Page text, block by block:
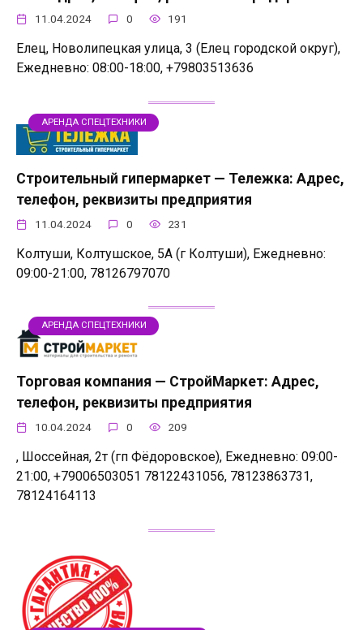
11.04.2024 0 191
Елец, Новолипецкая улица, 3 (Елец городской округ),
Ежедневно: 08:00-18:00, +79803513636
АРЕНДА СПЕЦТЕХНИКИ
Строительный гипермаркет — Тележка: Адрес,
телефон, реквизиты предприятия
11.04.2024 0 231
Колтуши, Колтушское, 5А (г Колтуши), Ежедневно:
09:00-21:00, 78126797070
АРЕНДА СПЕЦТЕХНИКИ
Торговая компания — СтройМаркет: Адрес,
телефон, реквизиты предприятия
10.04.2024 0 209
, Шоссейная, 2т (гп Фёдоровское), Ежедневно: 09:00-
21:00, +79006503051 78122431056, 78123863731,
78124164113